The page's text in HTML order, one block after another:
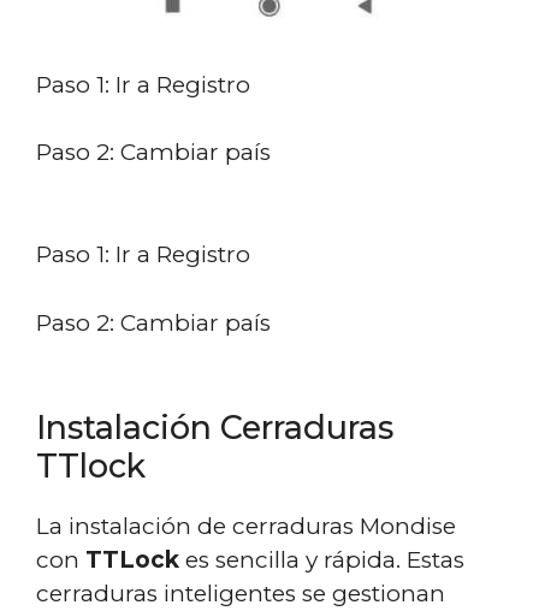
Paso 1: Ir a Registro
Paso 2: Cambiar país
Paso 1: Ir a Registro
Paso 2: Cambiar país
Instalación Cerraduras
TTlock
La instalación de cerraduras Mondise
con TTLock es sencilla y rápida. Estas
cerraduras inteligentes se gestionan